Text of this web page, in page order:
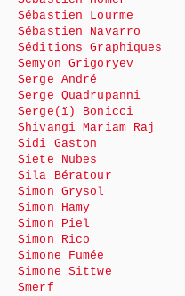
Sébastien Lourme
Sébastien Navarro
Séditions Graphiques
Semyon Grigoryev
Serge André
Serge Quadrupanni
Serge(ï) Bonicci
Shivangi Mariam Raj
Sidi Gaston
Siete Nubes
Sila Bératour
Simon Grysol
Simon Hamy
Simon Piel
Simon Rico
Simone Fumée
Simone Sittwe
Smerf